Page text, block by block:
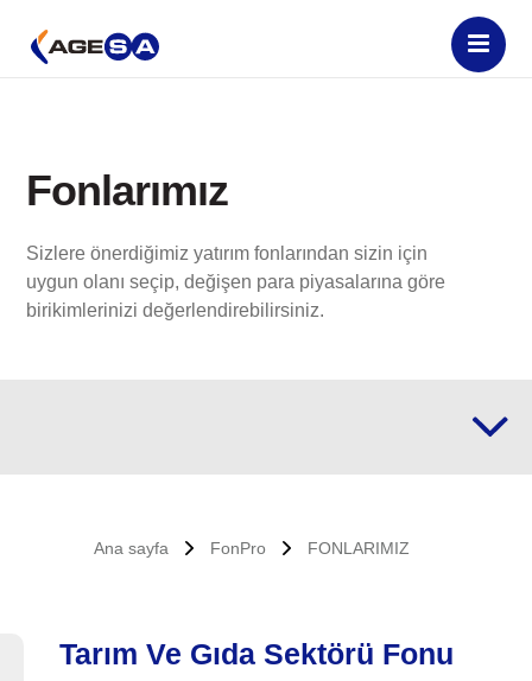
Fonlarımız
Sizlere önerdiğimiz yatırım fonlarından sizin için
uygun olanı seçip, değişen para piyasalarına göre
birikimlerinizi değerlendirebilirsiniz.
Ana sayfa FonPro FONLARIMIZ
Tarım Ve Gıda Sektörü Fonu